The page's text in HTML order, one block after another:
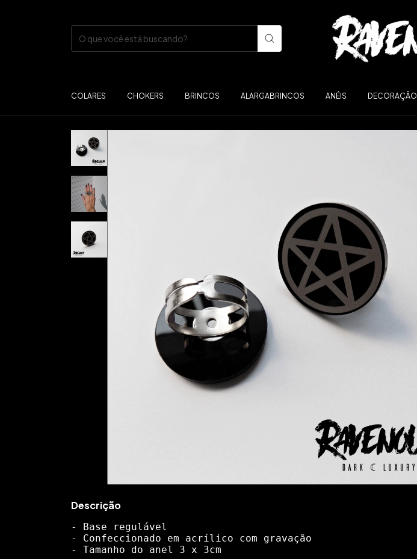
COLARES CHOKERS BRINCOS ALARGABRINCOS ANÉIS DECORAÇÃO
Descrição
- Base regulável
- Confeccionado em acrílico com gravação
- Tamanho do anel 3 x 3cm